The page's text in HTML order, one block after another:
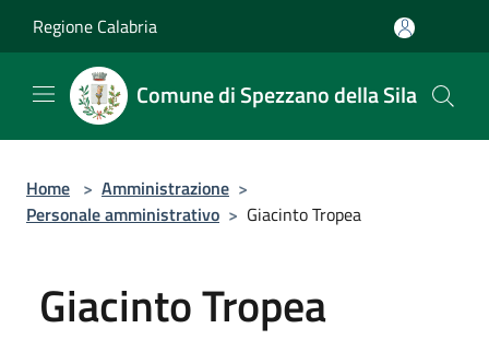
Regione Calabria
Comune di Spezzano della Sila
Home > Amministrazione >
Personale amministrativo > Giacinto Tropea
Giacinto Tropea